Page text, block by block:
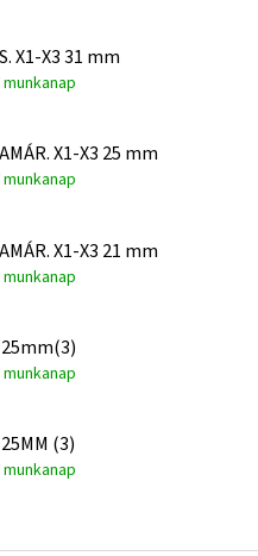
X1-X3 31 mm
munkanap
X1-X3 25 mm
munkanap
X1-X3 21 mm
munkanap
25mm(3)
munkanap
(3)
munkanap